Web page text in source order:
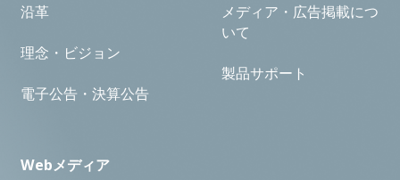
沿革
理念・ビジョン
電子公告・決算公告
メディア・広告掲載につ
いて
製品サポート
Webメディア